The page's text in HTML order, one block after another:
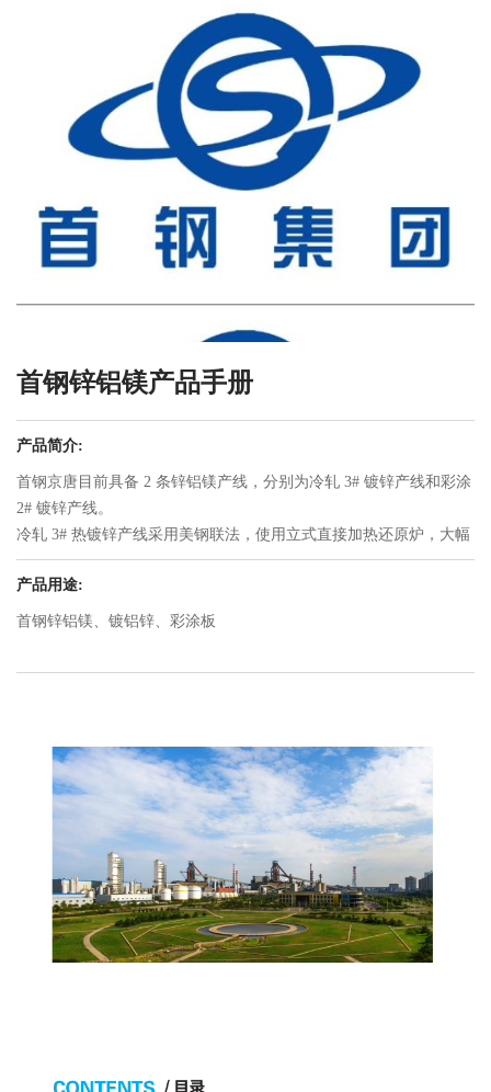
首钢锌铝镁产品手册
产品简介:
首钢京唐目前具备 2 条锌铝镁产线，分别为冷轧 3# 镀锌产线和彩涂
2# 镀锌产线。
冷轧 3# 热镀锌产线采用美钢联法，使用立式直接加热还原炉，大幅
提高了退火炉的操作性。产线具备 3 个热镀槽，目
前具备生产纯锌（GI）、锌铝镁（ZM）两种镀层钢板的能力，生产
规格可覆盖 0.4-2.5mm 厚度组距，1000-2080mm 宽
产品用途:
首钢锌铝镁、镀铝锌、彩涂板